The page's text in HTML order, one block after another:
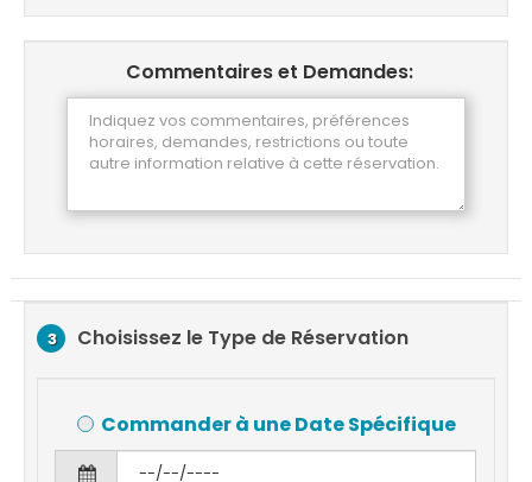
Commentaires et Demandes:
3 Choisissez le Type de Réservation
Commander à une Date Spécifique